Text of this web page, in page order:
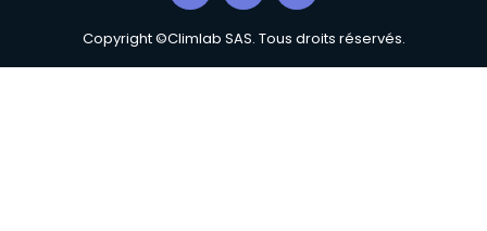
Copyright ©Climlab SAS. Tous droits réservés.